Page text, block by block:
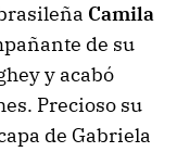
Camila
de su
y acabó
Precioso su
de Gabriela